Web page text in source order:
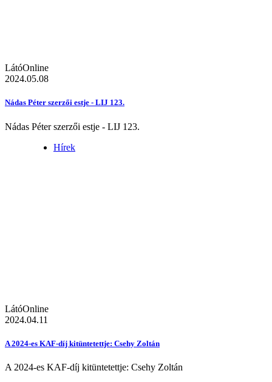
LátóOnline
2024.05.08
Nádas Péter szerzői estje - LIJ 123.
Nádas Péter szerzői estje - LIJ 123.
Hírek
LátóOnline
2024.04.11
A 2024-es KAF-díj kitüntetettje: Csehy Zoltán
A 2024-es KAF-díj kitüntetettje: Csehy Zoltán